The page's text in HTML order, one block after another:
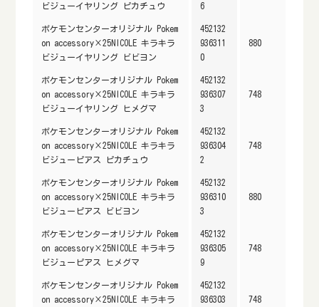
ビジューイヤリング ピカチュウ
6
ポケモンセンターオリジナル Pokem
on accessory×25NICOLE キラキラ
ビジューイヤリング ビビヨン
452132
936311
0
880
ポケモンセンターオリジナル Pokem
on accessory×25NICOLE キラキラ
ビジューイヤリング ヒメグマ
452132
936307
3
748
ポケモンセンターオリジナル Pokem
on accessory×25NICOLE キラキラ
ビジューピアス ピカチュウ
452132
936304
2
748
ポケモンセンターオリジナル Pokem
on accessory×25NICOLE キラキラ
ビジューピアス ビビヨン
452132
936310
3
880
ポケモンセンターオリジナル Pokem
on accessory×25NICOLE キラキラ
ビジューピアス ヒメグマ
452132
936305
9
748
ポケモンセンターオリジナル Pokem
on accessory×25NICOLE キラキラ
452132
936303
748